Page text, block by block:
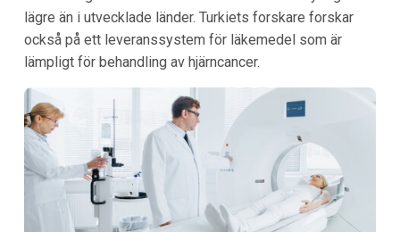
lägre än i utvecklade länder. Turkiets forskare forskar
också på ett leveranssystem för läkemedel som är
lämpligt för behandling av hjärncancer.